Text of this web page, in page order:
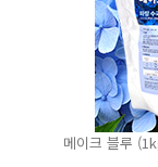
메이크 블루